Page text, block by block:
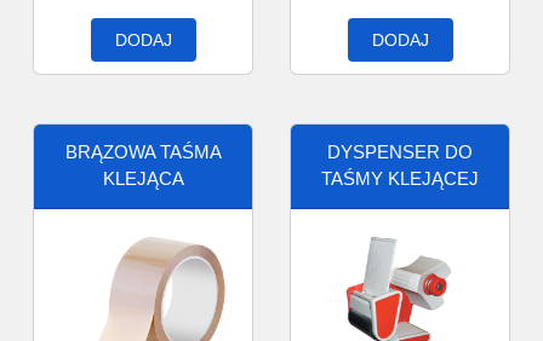
DODAJ DODAJ
BRĄZOWA TAŚMA
KLEJĄCA
DYSPENSER DO
TAŚMY KLEJĄCEJ